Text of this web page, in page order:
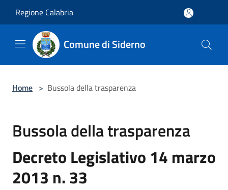
Regione Calabria
Comune di Siderno
Home > Bussola della trasparenza
Bussola della trasparenza
Decreto Legislativo 14 marzo
2013 n. 33